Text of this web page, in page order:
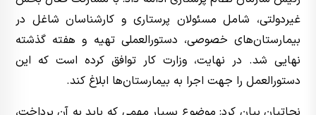
غیردولتی، شامل مسئولان پرستاری و کارشناسان شاغل در
بیمارستان‌های خصوصی، دستورالعملی تهیه و هفته گذشته
نهایی شد. در نهایت، وزارت کار توافق کرده است که این
دستورالعمل را جهت اجرا به بیمارستان‌ها ابلاغ کند.